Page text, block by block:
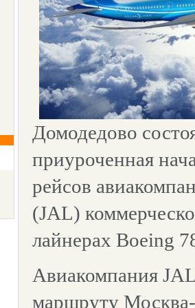
Домодедово
приуроченная
рейсов
(JAL)
лайнерах Boeing
Авиакомпания
маршруту